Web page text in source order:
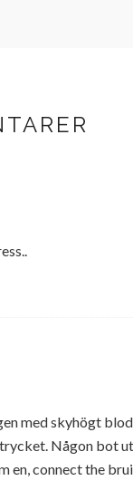
med skyhögt
Någon bot
en, connect the